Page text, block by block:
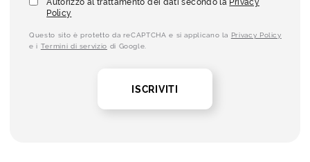
Autorizzo al trattamento dei dati secondo la Privacy
Policy
Questo sito è protetto da reCAPTCHA e si applicano la Privacy Policy
e i Termini di servizio di Google.
ISCRIVITI